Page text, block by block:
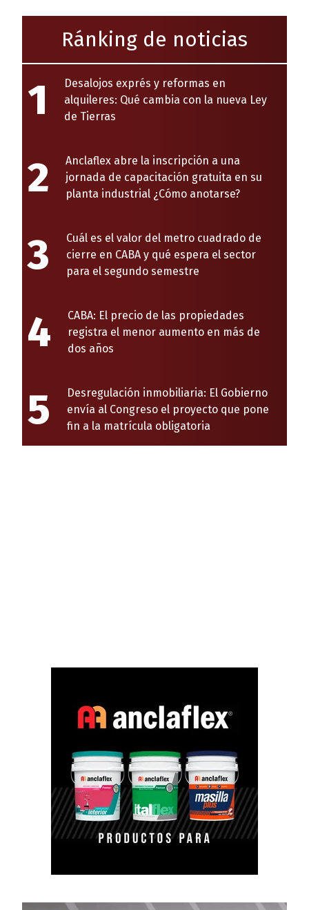
Ránking de noticias
1
Desalojos exprés y reformas en
alquileres: Qué cambia con la nueva Ley
de Tierras
2
Anclaflex abre la inscripción a una
jornada de capacitación gratuita en su
planta industrial ¿Cómo anotarse?
3
Cuál es el valor del metro cuadrado de
cierre en CABA y qué espera el sector
para el segundo semestre
4
CABA: El precio de las propiedades
registra el menor aumento en más de
dos años
5
Desregulación inmobiliaria: El Gobierno
envía al Congreso el proyecto que pone
fin a la matrícula obligatoria